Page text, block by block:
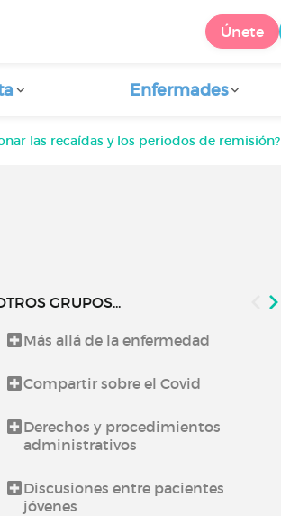
Únete
Enfermades
las recaídas y los periodos de remisión?
GRUPOS...
Más allá de la enfermedad
Compartir sobre el Covid
Derechos y procedimientos
administrativos
Discusiones entre pacientes
jóvenes